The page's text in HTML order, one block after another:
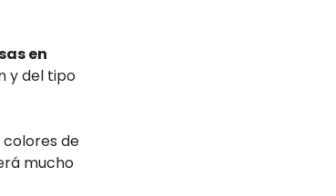
en
y del tipo
de
mucho